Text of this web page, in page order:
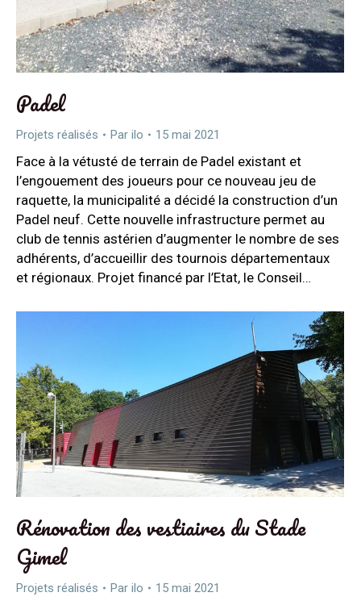
Padel
Projets réalisés Par ilo 15 mai 2021
Face à la vétusté de terrain de Padel existant et
l’engouement des joueurs pour ce nouveau jeu de
raquette, la municipalité a décidé la construction d’un
Padel neuf. Cette nouvelle infrastructure permet au
club de tennis astérien d’augmenter le nombre de ses
adhérents, d’accueillir des tournois départementaux
et régionaux. Projet financé par l’Etat, le Conseil…
Rénovation des vestiaires du Stade
Gimel
Projets réalisés Par ilo 15 mai 2021